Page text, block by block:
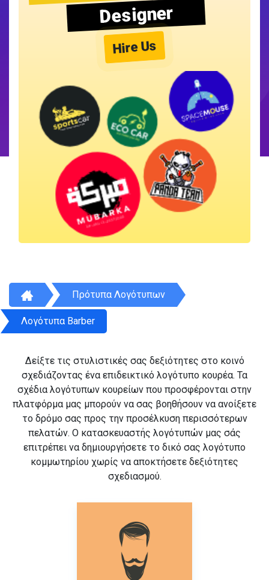
Designer
Hire Us
Πρότυπα Λογότυπων
Λογότυπα Barber
Δείξτε τις στυλιστικές σας δεξιότητες στο κοινό
σχεδιάζοντας ένα επιδεικτικό λογότυπο κουρέα. Τα
σχέδια λογότυπων κουρείων που προσφέρονται στην
πλατφόρμα μας μπορούν να σας βοηθήσουν να ανοίξετε
το δρόμο σας προς την προσέλκυση περισσότερων
πελατών. Ο κατασκευαστής λογότυπών μας σάς
επιτρέπει να δημιουργήσετε το δικό σας λογότυπο
κομμωτηρίου χωρίς να αποκτήσετε δεξιότητες
σχεδιασμού.